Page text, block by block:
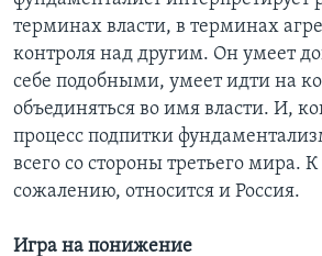
терминах власти, в терминах
контроля над другим. Он умеет
себе подобными, умеет идти на
объединяться во имя власти. И,
процесс подпитки
всего со стороны третьего мира.
сожалению, относится и Россия.
Игра на понижение